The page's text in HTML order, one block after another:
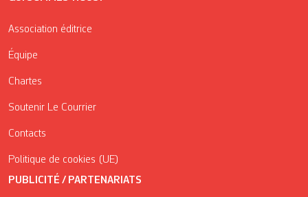
Association éditrice
Équipe
Chartes
Soutenir Le Courrier
Contacts
Politique de cookies (UE)
PUBLICITÉ / PARTENARIATS